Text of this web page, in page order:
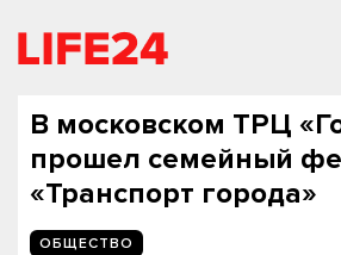
В московском ТРЦ
прошел семейный
«Транспорт города»
ОБЩЕСТВО